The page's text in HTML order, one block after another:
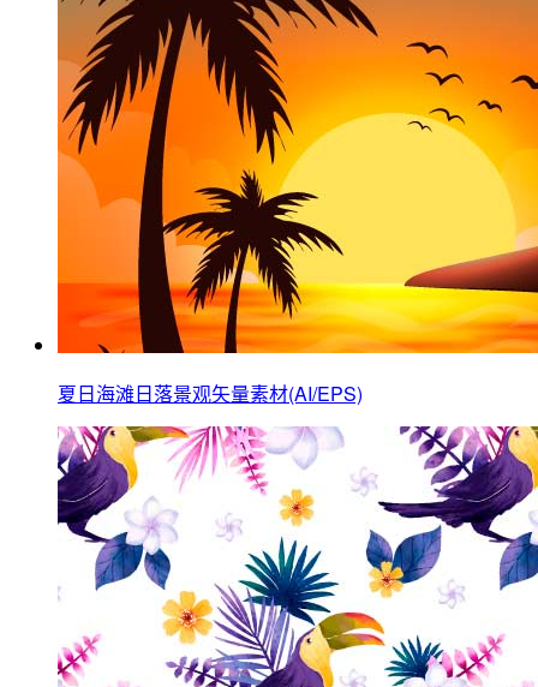
夏日海滩日落景观矢量素材(AI/EPS)